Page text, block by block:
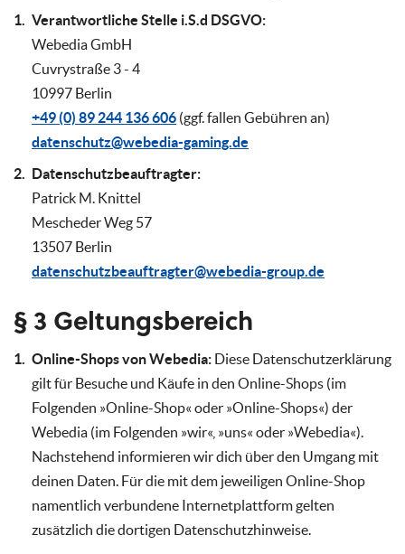
Verantwortliche Stelle i.S.d DSGVO:
Webedia GmbH
Cuvrystraße 3 - 4
10997 Berlin
+49 (0) 89 244 136 606 (ggf. fallen Gebühren an)
datenschutz@webedia-gaming.de
Datenschutzbeauftragter:
Patrick M. Knittel
Mescheder Weg 57
13507 Berlin
datenschutzbeauftragter@webedia-group.de
§ 3 Geltungsbereich
Online-Shops von Webedia: Diese Datenschutzerklärung
gilt für Besuche und Käufe in den Online-Shops (im
Folgenden »Online-Shop« oder »Online-Shops«) der
Webedia (im Folgenden »wir«, »uns« oder »Webedia«).
Nachstehend informieren wir dich über den Umgang mit
deinen Daten. Für die mit dem jeweiligen Online-Shop
namentlich verbundene Internetplattform gelten
zusätzlich die dortigen Datenschutzhinweise.